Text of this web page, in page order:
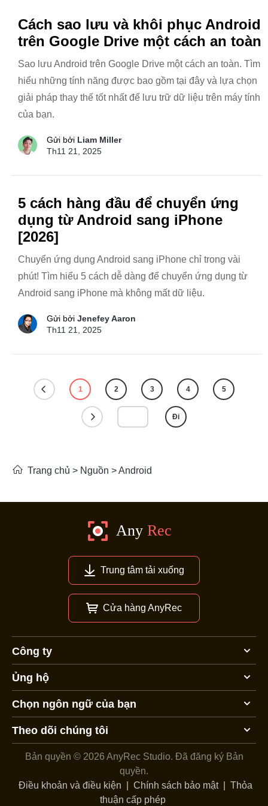
Cách sao lưu và khôi phục Android
trên Google Drive một cách an toàn
Sao lưu Android trên Google Drive một cách an toàn. Tìm
hiểu những tính năng được bao gồm tại đây và lựa chọn
giải pháp thay thế tốt nhất để lưu trữ dữ liệu trên máy tính
của bạn.
Gửi bởi Liam Miller
Th11 21, 2025
5 cách hàng đầu để chuyển ứng
dụng từ Android sang iPhone
[2026]
Chuyển ứng dụng Android sang iPhone chỉ trong vài
phút! Tìm hiểu 5 cách dễ dàng để chuyển ứng dụng từ
Android sang iPhone mà không mất dữ liệu.
Gửi bởi Jenefey Aaron
Th11 21, 2025
1 2 3 4 5
Đi
Trang chủ > Nguồn >Android
Trung tâm tải xuống
Cửa hàng AnyRec
Công ty
Ủng hộ
Chọn ngôn ngữ của bạn
Theo dõi chúng tôi
Bản quyền © 2026 AnyRec Studio. Đã đăng ký Bản
quyền.
Điều khoản và điều kiện
Chính sách bảo mật
Thỏa
thuận cấp phép